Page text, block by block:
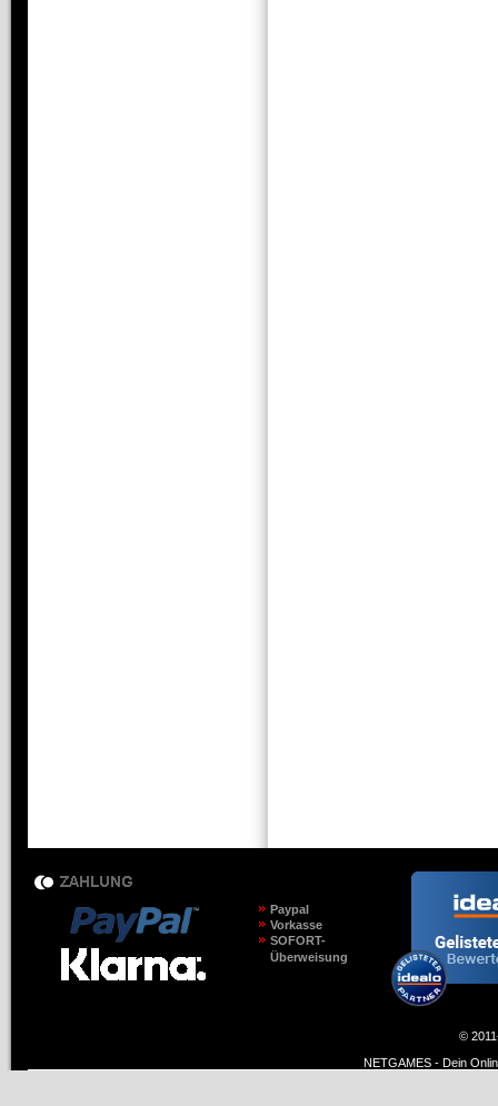
Paypal
Vorkasse
SOFORT-
Überweisung
©
NETGAMES - Dein